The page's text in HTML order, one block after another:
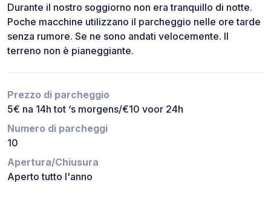
Durante il nostro soggiorno non era tranquillo di notte.
Poche macchine utilizzano il parcheggio nelle ore tarde
senza rumore. Se ne sono andati velocemente. Il
terreno non è pianeggiante.
Prezzo di parcheggio
5€ na 14h tot ‘s morgens/€10 voor 24h
Numero di parcheggi
10
Apertura/Chiusura
Aperto tutto l'anno